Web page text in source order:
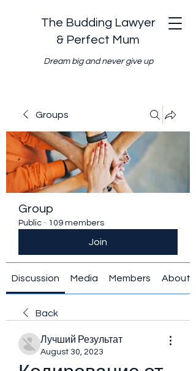
The Budding Lawyer
& Perfect Mum
Dream big and never give up
Groups
Group
Public · 109 members
Join
Discussion Media Members About
Back
Лучший Результат
August 30, 2023